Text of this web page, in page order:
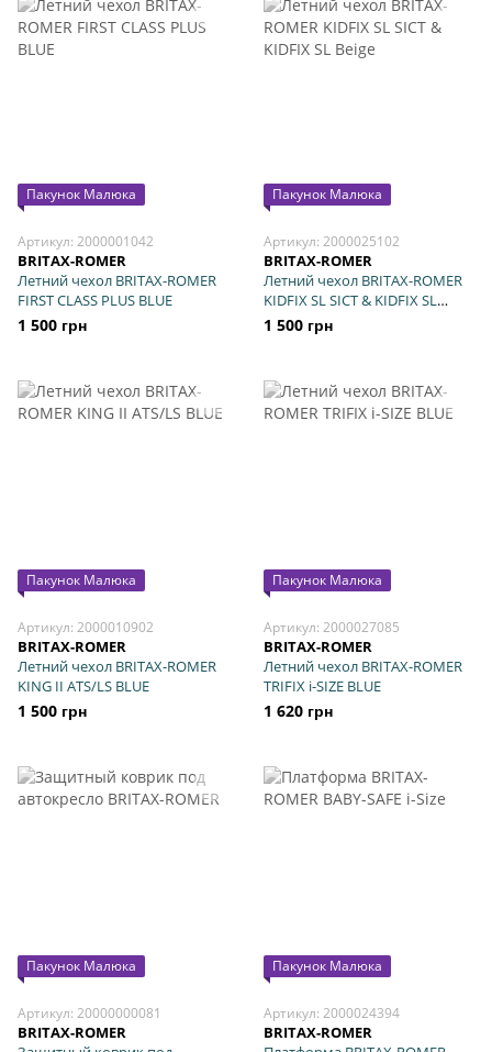
Пакунок Малюка
Артикул: 2000001042
BRITAX-ROMER
Летний чехол BRITAX-ROMER
FIRST CLASS PLUS BLUE
1 500 грн
Пакунок Малюка
Артикул: 2000025102
BRITAX-ROMER
Летний чехол BRITAX-ROMER
KIDFIX SL SICT & KIDFIX SL
Beige
1 500 грн
Пакунок Малюка
Артикул: 2000010902
BRITAX-ROMER
Летний чехол BRITAX-ROMER
KING II ATS/LS BLUE
1 500 грн
Пакунок Малюка
Артикул: 2000027085
BRITAX-ROMER
Летний чехол BRITAX-ROMER
TRIFIX i-SIZE BLUE
1 620 грн
Пакунок Малюка
Артикул: 20000000081
BRITAX-ROMER
Пакунок Малюка
Артикул: 2000024394
BRITAX-ROMER